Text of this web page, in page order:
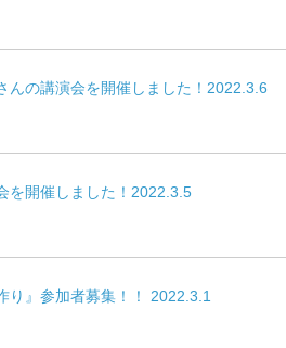
んの講演会を開催しました！2022.3.6
を開催しました！2022.3.5
り』参加者募集！！ 2022.3.1